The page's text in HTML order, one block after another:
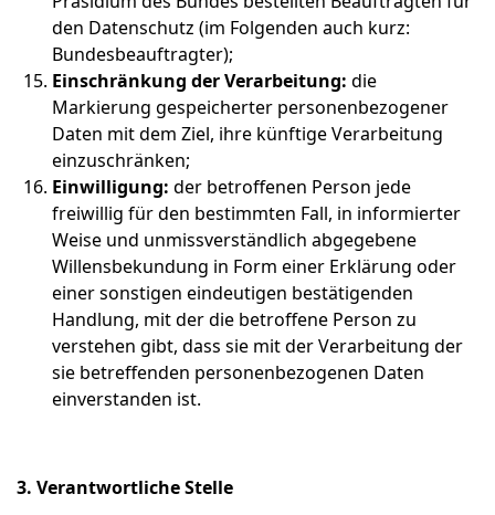
den Datenschutz (im Folgenden auch kurz:
Bundesbeauftragter);
Einschränkung der Verarbeitung: die
Markierung gespeicherter personenbezogener
Daten mit dem Ziel, ihre künftige Verarbeitung
einzuschränken;
Einwilligung: der betroffenen Person jede
freiwillig für den bestimmten Fall, in informierter
Weise und unmissverständlich abgegebene
Willensbekundung in Form einer Erklärung oder
einer sonstigen eindeutigen bestätigenden
Handlung, mit der die betroffene Person zu
verstehen gibt, dass sie mit der Verarbeitung der
sie betreffenden personenbezogenen Daten
einverstanden ist.
3. Verantwortliche Stelle